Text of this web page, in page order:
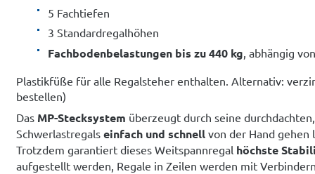
5 Fachtiefen
3 Standardregalhöhen
Fachbodenbelastungen bis zu 440 kg, abhängig
Plastikfüße für alle Regalsteher enthalten. Alternativ:
bestellen)
Das MP-Stecksystem überzeugt durch seine
Schwerlastregals einfach und schnell von der Hand gehen
Trotzdem garantiert dieses Weitspannregal höchste
aufgestellt werden, Regale in Zeilen werden mit